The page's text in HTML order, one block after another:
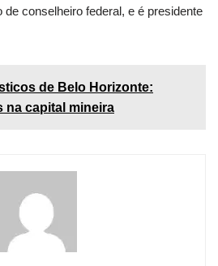
conselheiro federal, e é presidente
de Belo Horizonte:
na capital mineira